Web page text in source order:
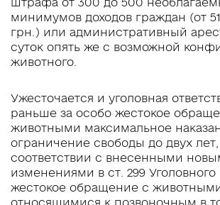
минимумов доходов граждан (от
грн.) или административный
суток опять же с возможной
животного.
Ужесточается и уголовная
раньше за особо жестокое
животными максимальное
ограничение свободы до двух
соответствии с внесенными
изменениями в ст. 299 Уголовного
жестокое обращение с
относящимися к позвоночным в